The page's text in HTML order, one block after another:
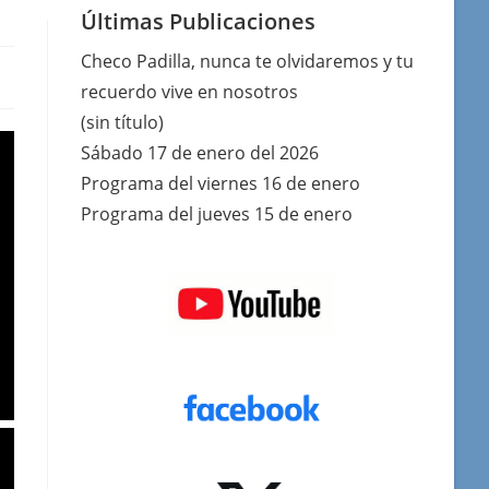
Últimas Publicaciones
Checo Padilla, nunca te olvidaremos y tu
recuerdo vive en nosotros
(sin título)
Sábado 17 de enero del 2026
Programa del viernes 16 de enero
Programa del jueves 15 de enero